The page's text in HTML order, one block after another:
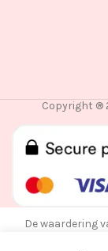
Copyright ®
De waardering